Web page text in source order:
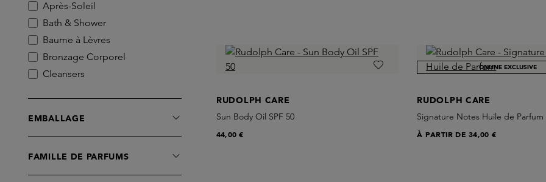
Après-Soleil
Bath & Shower
Baume à Lèvres
Bronzage Corporel
Cleansers
Face Mist
Make-Up Removers
Masques
EMBALLAGE
FAMILLE DE PARFUMS
RUDOLPH CARE
Sun Body Oil SPF 50
44,00 €
ONLINE EXCLUSIVE
RUDOLPH CARE
Signature Notes Huile de Parfum
À PARTIR DE34,00 €